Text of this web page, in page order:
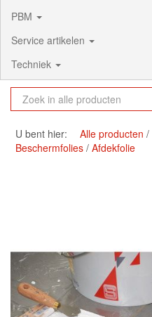
PBM
Service artikelen
Techniek
U bent hier: Alle producten
Beschermfolies Afdekfolie